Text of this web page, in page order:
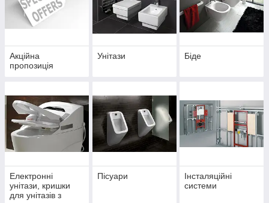
Акційна
пропозиція
Унітази Біде
Електронні
унітази, кришки
для унітазів з
Пісуари
Інсталяційні
системи